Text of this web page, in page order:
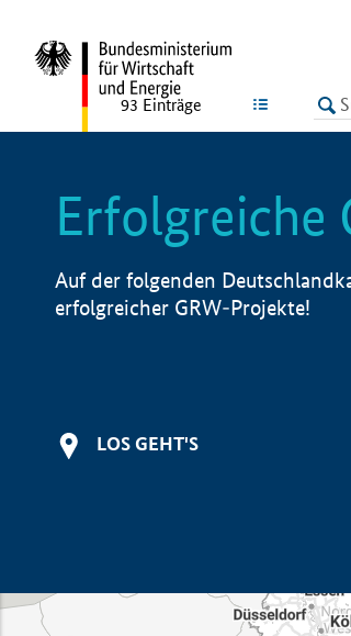
LISTE
93 Einträge
Erfolgreiche
Auf der folgenden
erfolgreicher GRW-Projekte!
LOS GEHT'S